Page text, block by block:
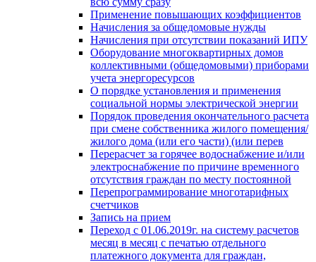
Применение повышающих коэффициентов
Начисления за общедомовые нужды
Начисления при отсутствии показаний ИПУ
Оборудование многоквартирных домов
коллективными (общедомовыми) приборами
учета энергоресурсов
О порядке установления и применения
социальной нормы электрической энергии
Порядок проведения окончательного расчета
при смене собственника жилого помещения/
жилого дома (или его части) (или перев
Перерасчет за горячее водоснабжение и/или
электроснабжение по причине временного
отсутствия граждан по месту постоянной
Перепрограммирование многотарифных
счетчиков
Запись на прием
Переход с 01.06.2019г. на систему расчетов
месяц в месяц с печатью отдельного
платежного документа для граждан,